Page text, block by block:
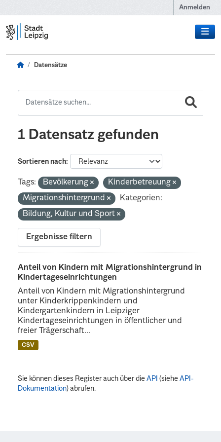
Anmelden
Datensätze
1 Datensatz gefunden
Sortieren nach
Tags: Bevölkerung
Kinderbetreuung
Migrationshintergrund
Kategorien:
Bildung, Kultur und Sport
Ergebnisse filtern
Anteil von Kindern mit Migrationshintergrund in
Kindertageseinrichtungen
Anteil von Kindern mit Migrationshintergrund
unter Kinderkrippenkindern und
Kindergartenkindern in Leipziger
Kindertageseinrichtungen in öffentlicher und
freier Trägerschaft...
CSV
Sie können dieses Register auch über dieAPI (sieheAPI-
Dokumentation) abrufen.